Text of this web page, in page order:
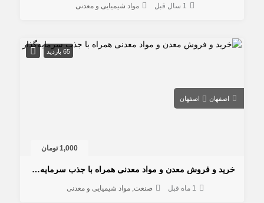
1 سال قبل مواد شیمیایی و معدنی
65 بازدید
اصفهان اصفهان
1,000 تومان
خرید و فروش معدن و مواد معدنی همراه با جذب سرمایه‌گذار
1 ماه قبل صنعت مواد شیمیایی و معدنی